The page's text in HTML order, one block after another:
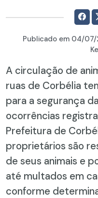
Publicado em 04/07/
A circulação de
ruas de Corbélia
para a segurança
ocorrências
Prefeitura de
proprietários são
de seus animais e
até multados em
conforme